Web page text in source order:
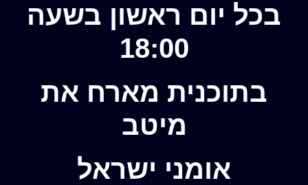
בכל יום ראשון בשעה
18:00
בתוכנית מארח את
מיטב
אומני ישראל